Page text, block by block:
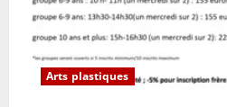
Arts plastiques